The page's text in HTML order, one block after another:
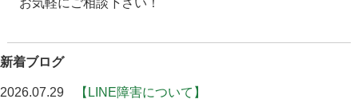
お気軽にご相談下さい！
新着ブログ
2026.07.29 【LINE障害について】